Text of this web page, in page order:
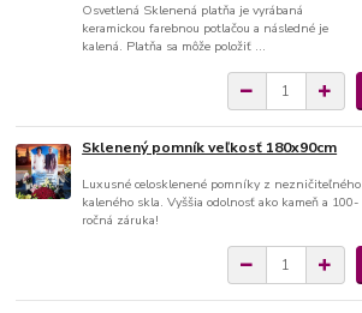
Osvetlená Sklenená platňa je vyrábaná
keramickou farebnou potlačou a následné je
kalená. Platňa sa môže položiť ...
Sklenený pomník veľkosť 180x90cm
Luxusné celosklenené pomníky z nezničiteľného
kaleného skla. Vyššia odolnosť ako kameň a 100-
ročná záruka!